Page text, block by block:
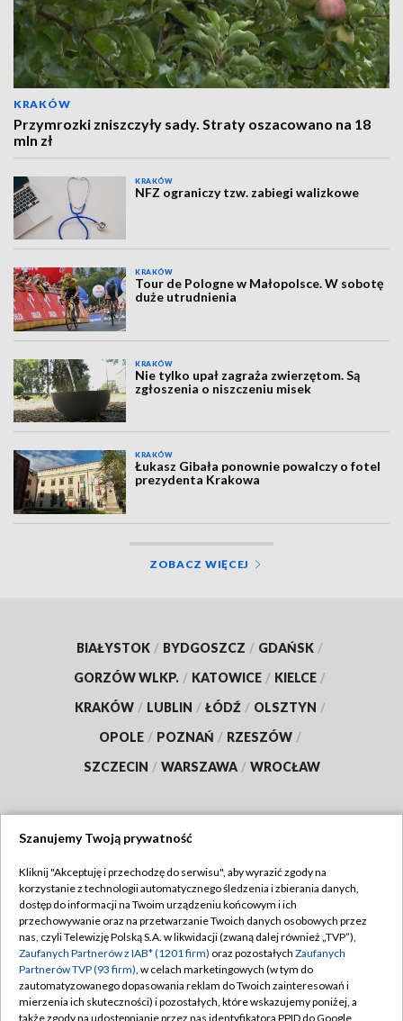
KRAKÓW
Przymrozki zniszczyły sady. Straty oszacowano na 18
mln zł
KRAKÓW
NFZ ograniczy tzw. zabiegi walizkowe
KRAKÓW
Tour de Pologne w Małopolsce. W sobotę
duże utrudnienia
KRAKÓW
Nie tylko upał zagraża zwierzętom. Są
zgłoszenia o niszczeniu misek
KRAKÓW
Łukasz Gibała ponownie powalczy o fotel
prezydenta Krakowa
ZOBACZ WIĘCEJ
BIAŁYSTOK / BYDGOSZCZ / GDAŃSK /
GORZÓW WLKP. / KATOWICE / KIELCE /
KRAKÓW / LUBLIN / ŁÓDŹ / OLSZTYN /
OPOLE / POZNAŃ / RZESZÓW /
SZCZECIN / WARSZAWA / WROCŁAW
TVP
Abonament TVP
Emisja w TVP
Centrum informacji TVP
Naziemna Telewizja Cyfrowa
Regulamin TVP
Polityka prywatności
Moje zgody
Pomoc
Szanujemy Twoją prywatność
Kliknij "Akceptuję i przechodzę do serwisu", aby wyrazić zgody na
korzystanie z technologii automatycznego śledzenia i zbierania danych,
dostęp do informacji na Twoim urządzeniu końcowym i ich
przechowywanie oraz na przetwarzanie Twoich danych osobowych przez
nas, czyli Telewizję Polską S.A. w likwidacji (zwaną dalej również „TVP”),
Zaufanych Partnerów z IAB* (1201 firm) oraz pozostałych Zaufanych
Partnerów TVP (93 firm), w celach marketingowych (w tym do
zautomatyzowanego dopasowania reklam do Twoich zainteresowań i
mierzenia ich skuteczności) i pozostałych, które wskazujemy poniżej, a
także zgody na udostępnianie przez nas identyfikatora PPID do Google.